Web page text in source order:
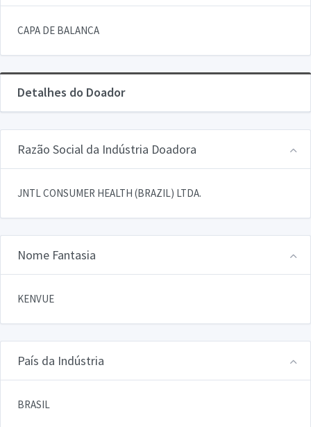
CAPA DE BALANCA
Detalhes do Doador
Razão Social da Indústria Doadora
JNTL CONSUMER HEALTH (BRAZIL) LTDA.
Nome Fantasia
KENVUE
País da Indústria
BRASIL